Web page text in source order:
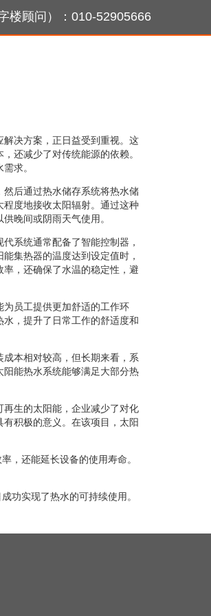
楼顾问）：010-52905666
决方案，正日益受到重视。这
还减少了对传统能源的依赖。
求。
后通过热水储存系统将热水储
度地接收太阳辐射。通过这种
晚间或阴雨天气使用。
系统通常配备了智能控制器，
集热器的温度达到设定值时，
，还确保了水温的稳定性，避
员工提供更加舒适的工作环
，提升了日常工作的舒适度和
本相对较高，但长期来看，系
能热水系统能够满足大部分热
生的太阳能，企业减少了对化
积极的意义。在该项目，太阳
，还能延长设备的使用寿命。
功实现了热水的可持续使用。